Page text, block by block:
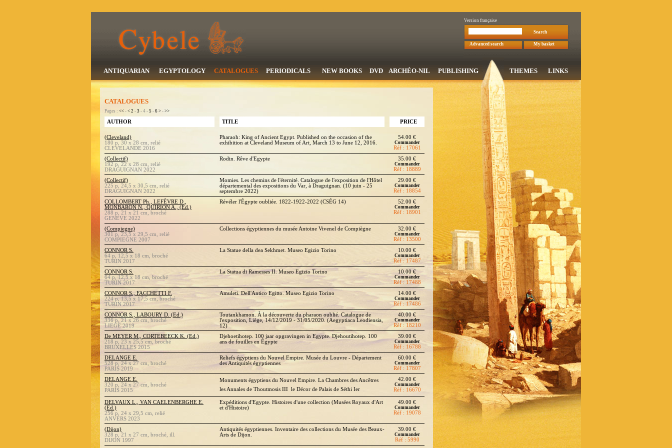
Version française
Search
Advanced search My basket
ANTIQUARIAN EGYPTOLOGY CATALOGUES PERIODICALS NEW BOOKS DVD ARCHÉO-NIL PUBLISHING THEMES LINKS
CATALOGUES
Pages : << - < 2 - 3 - 4 - 5 - 6 > - >>
AUTHOR TITLE PRICE
(Cleveland)
180 p, 30 x 28 cm, relié
CLEVELANDE 2016
Pharaoh: King of Ancient Egypt. Published on the occasion of the
exhibition at Cleveland Museum of Art, March 13 to June 12, 2016.
54.00 €
Commander
Réf : 17061
(Collectif)
192 p, 22 x 28 cm, relié
DRAGUIGNAN 2022
Rodin. Rêve d'Egypte 35.00 €
Commander
Réf : 18889
(Collectif)
225 p, 24,5 x 30,5 cm, relié
DRAGUIGNAN 2022
Momies. Les chemins de l'éternité. Catalogue de l'exposition de l'Hôtel
départemental des expositions du Var, à Draguignan. (10 juin - 25
septembre 2022)
29.00 €
Commander
Réf : 18854
COLLOMBERT Ph., LEFÈVRE D.,
MONBARON N., QUIRION A., (Ed.)
288 p, 21 x 21 cm, broché
GENEVE 2022
Révéler l'Égypte oubliée. 1822-1922-2022 (CSÉG 14) 52.00 €
Commander
Réf : 18901
(Compiegne)
301 p, 23,5 x 29,5 cm, relié
COMPIEGNE 2007
Collections égyptiennes du musée Antoine Vivenel de Compiègne 32.00 €
Commander
Réf : 13500
CONNOR S.
64 p, 12,5 x 18 cm, broché
TURIN 2017
La Statue della dea Sekhmet. Museo Egizio Torino 10.00 €
Commander
Réf : 17487
CONNOR S.
64 p, 12,5 x 18 cm, broché
TURIN 2017
La Statua di Ramesses II. Museo Egizio Torino 10.00 €
Commander
Réf : 17488
CONNOR S., FACCHETTI F.
224 p, 13,5 x 17,5 cm, broché
TURIN 2017
Amuleti. Dell'Antico Egitto. Museo Egizio Torino 14.00 €
Commander
Réf : 17486
CONNOR S., LABOURY D. (Ed.)
336 p, 21 x 26 cm, broché
LIEGE 2019
Toutankhamon. À la découverte du pharaon oublié. Catalogue de
l'exposition, Liège, 14/12/2019 - 31/05/2020. (Aegyptiaca Leodiensia,
12)
40.00 €
Commander
Réf : 18210
De MEYER M., CORTEBEECK K. (Ed.)
218 p, 23 x 25,5 cm, broché
BRUXELLES 2015
Djehoetihotep. 100 jaar opgravingen in Egypte. Djehoutihotep. 100
ans de fouilles en Égypte
39.00 €
Commander
Réf : 16788
DELANGE E.
528 p, 24 x 27 cm, broché
PARIS 2019
Reliefs égyptiens du Nouvel Empire. Musée du Louvre - Département
des Antiquités égyptiennes
60.00 €
Commander
Réf : 17807
DELANGE E.
320 p, 24 x 27 cm, broché
PARIS 2015
Monuments égyptiens du Nouvel Empire. La Chambres des Ancêtres 
les Annales de Thoutmosis III  le Décor de Palais de Séthi Ier
42.00 €
Commander
Réf : 16670
DELVAUX L., VAN CAELENBERGHE E.
(Ed.)
256 p, 24 x 29,5 cm, relié
ANVERS 2023
Expéditions d'Egypte. Histoires d'une collection (Musées Royaux d'Art
et d'Histoire)
49.00 €
Commander
Réf : 19078
(Dijon)
328 p, 21 x 27 cm, broché, ill.
DIJON 1997
Antiquités égyptiennes. Inventaire des collections du Musée des Beaux-
Arts de Dijon.
39.00 €
Commander
Réf : 5990